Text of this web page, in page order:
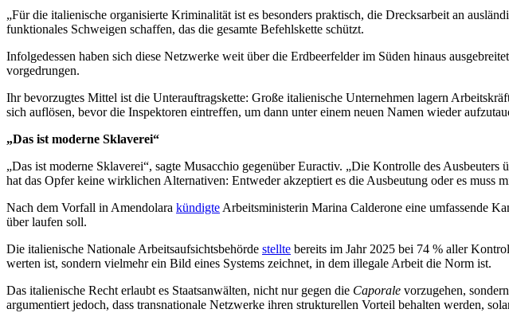
„Für die italienische organisierte Kriminalität ist es besonders praktisch, die Drecksarbeit an
funktionales Schweigen schaffen, das die gesamte Befehlskette schützt.
Infolgedessen haben sich diese Netzwerke weit über die Erdbeerfelder im Süden hinaus
vorgedrungen.
Ihr bevorzugtes Mittel ist die Unterauftragskette: Große italienische Unternehmen lagern
sich auflösen, bevor die Inspektoren eintreffen, um dann unter einem neuen Namen wieder
„Das ist moderne Sklaverei“
„Das ist moderne Sklaverei“, sagte Musacchio gegenüber Euractiv. „Die Kontrolle des
hat das Opfer keine wirklichen Alternativen: Entweder akzeptiert es die Ausbeutung oder es muss
Nach dem Vorfall in Amendolara kündigte Arbeitsministerin Marina Calderone eine umfassende
über laufen soll.
Die italienische Nationale Arbeitsaufsichtsbehörde stellte bereits im Jahr 2025 bei 74 % aller
werten ist, sondern vielmehr ein Bild eines Systems zeichnet, in dem illegale Arbeit die Norm ist.
Das italienische Recht erlaubt es Staatsanwälten, nicht nur gegen die Caporale vorzugehen,
argumentiert jedoch, dass transnationale Netzwerke ihren strukturellen Vorteil behalten werden,